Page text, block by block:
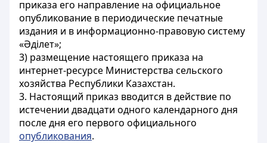
приказа его направление на официальное
опубликование в периодические печатные
издания и в информационно-правовую систему
«Әділет»;
3) размещение настоящего приказа на
интернет-ресурсе Министерства сельского
хозяйства Республики Казахстан.
3. Настоящий приказ вводится в действие по
истечении двадцати одного календарного дня
после дня его первого официального
опубликования.